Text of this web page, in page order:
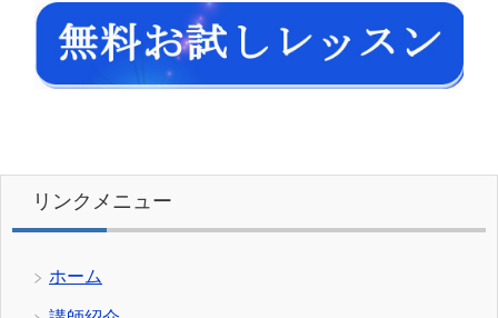
リンクメニュー
ホーム